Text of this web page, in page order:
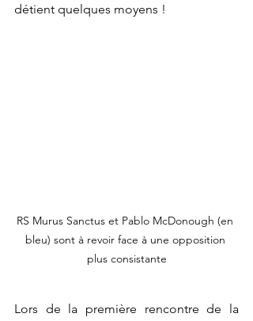
détient quelques moyens !
RS Murus Sanctus et Pablo McDonough (en
bleu) sont à revoir face à une opposition
plus consistante
Lors de la première rencontre de la